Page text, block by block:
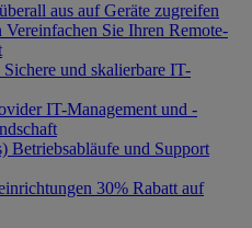
aus auf Geräte zugreifen
Vereinfachen Sie Ihren Remote-
Sichere und skalierbare IT-
IT-Management und -
Betriebsabläufe und Support
30% Rabatt auf